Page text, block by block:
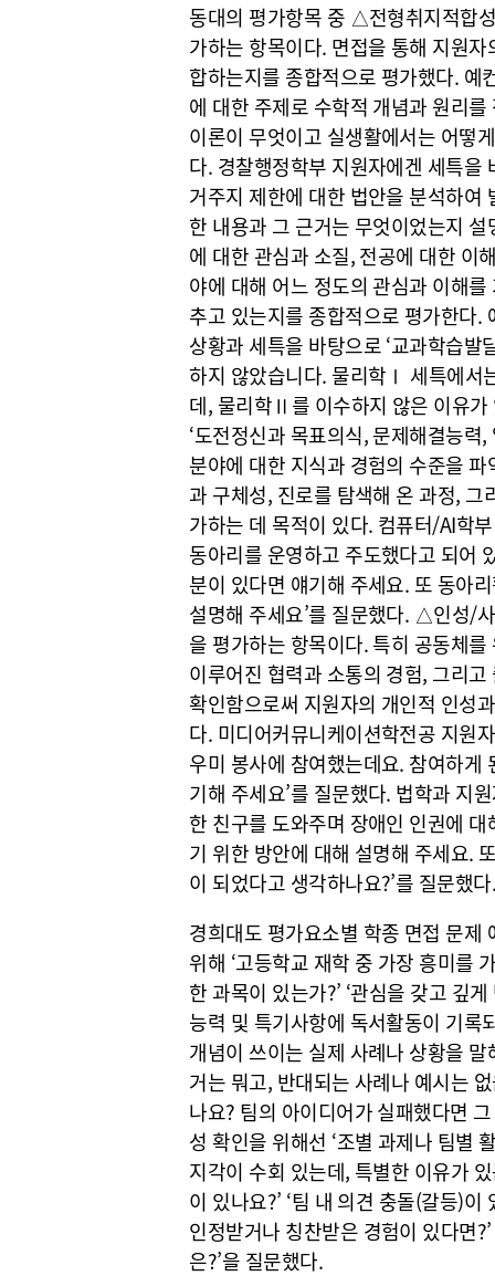
동대의 평가항목 중 △전형취지적합
가하는 항목이다. 면접을 통해 지원
합하는지를 종합적으로 평가했다. 예
에 대한 주제로 수학적 개념과 원리
이론이 무엇이고 실생활에서는 어떻
다. 경찰행정학부 지원자에겐 세특을
거주지 제한에 대한 법안을 분석하여
한 내용과 그 근거는 무엇이었는지
에 대한 관심과 소질, 전공에 대한 이
야에 대해 어느 정도의 관심과 이해
추고 있는지를 종합적으로 평가한다.
상황과 세특을 바탕으로 ‘교과학습
하지 않았습니다. 물리학Ⅰ 세특에서
데, 물리학Ⅱ를 이수하지 않은 이유
‘도전정신과 목표의식, 문제해결능
분야에 대한 지식과 경험의 수준을
과 구체성, 진로를 탐색해 온 과정,
가하는 데 목적이 있다. 컴퓨터/AI학
동아리를 운영하고 주도했다고 되어
분이 있다면 얘기해 주세요. 또 동아
설명해 주세요’를 질문했다. △인성/
을 평가하는 항목이다. 특히 공동체
이루어진 협력과 소통의 경험, 그리
확인함으로써 지원자의 개인적 인성
다. 미디어커뮤니케이션학전공 지원
우미 봉사에 참여했는데요. 참여하게
기해 주세요’를 질문했다. 법학과 지
한 친구를 도와주며 장애인 인권에
기 위한 방안에 대해 설명해 주세요.
이 되었다고 생각하나요?’를 질문했
경희대도 평가요소별 학종 면접 문
위해 ‘고등학교 재학 중 가장 흥미를
한 과목이 있는가?’ ‘관심을 갖고 깊
능력 및 특기사항에 독서활동이 기록
개념이 쓰이는 실제 사례나 상황을 말
거는 뭐고, 반대되는 사례나 예시는
나요? 팀의 아이디어가 실패했다면
성 확인을 위해선 ‘조별 과제나 팀별
지각이 수회 있는데, 특별한 이유가
이 있나요?’ ‘팀 내 의견 충돌(갈등)
인정받거나 칭찬받은 경험이 있다면
은?’을 질문했다.